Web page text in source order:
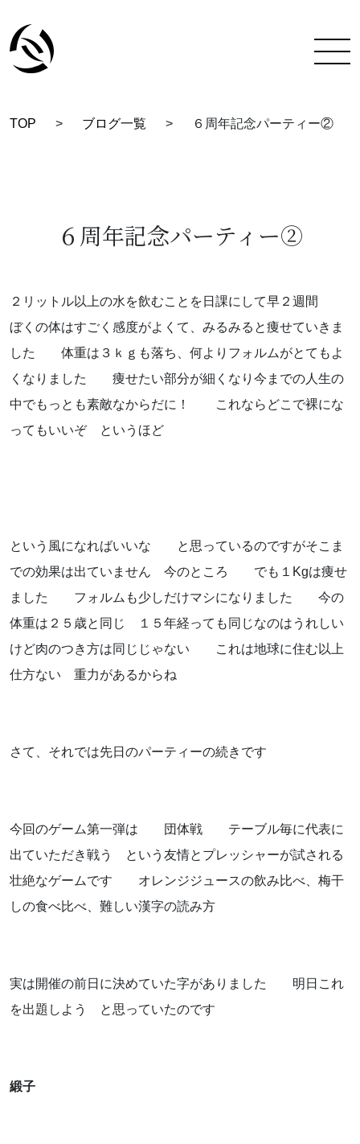
教室一覧
スタッフ紹介
お知らせ
ブログ
お問い合わせはこちらから
よくあるご質問
アクセス
ポリシーに関して
TOP > ブログ一覧 > ６周年記念パーティー②
６周年記念パーティー②
２リットル以上の水を飲むことを日課にして早２週間
ぼくの体はすごく感度がよくて、みるみると痩せていきま
した 体重は３ｋｇも落ち、何よりフォルムがとてもよ
くなりました 痩せたい部分が細くなり今までの人生の
中でもっとも素敵なからだに！ これならどこで裸にな
ってもいいぞ というほど
という風になればいいな と思っているのですがそこま
での効果は出ていません 今のところ でも１Kgは痩せ
ました フォルムも少しだけマシになりました 今の
体重は２５歳と同じ １５年経っても同じなのはうれしい
けど肉のつき方は同じじゃない これは地球に住む以上
仕方ない 重力があるからね
さて、それでは先日のパーティーの続きです
今回のゲーム第一弾は 団体戦 テーブル毎に代表に
出ていただき戦う という友情とプレッシャーが試される
壮絶なゲームです オレンジジュースの飲み比べ、梅干
しの食べ比べ、難しい漢字の読み方
実は開催の前日に決めていた字がありました 明日これ
を出題しよう と思っていたのです
緞子